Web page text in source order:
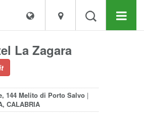
La Zagara
144 Melito di Porto Salvo |
CALABRIA